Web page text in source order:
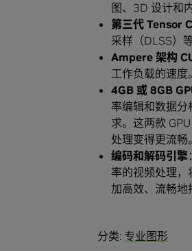
图、3D 设计和
第三代 Tensor
采样（DLSS）
Ampere 架构
工作负载的速度。
4GB 或 8GB
率编辑和数据分
求。这两款
处理变得更流畅。
编码和解码引擎
率的视频处理
加高效、流畅地
分类: 专业图形